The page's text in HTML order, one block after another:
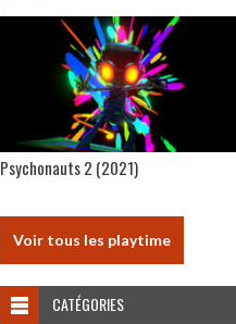
Psychonauts 2 (2021)
Voir tous les playtime
CATÉGORIES